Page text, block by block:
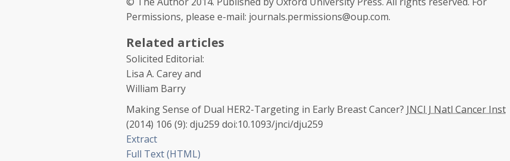
Permissions, please e-mail: journals.permissions@oup.com.
Related articles
Solicited Editorial:
Lisa A. Careyand
William Barry
Making Sense of Dual HER2-Targeting in Early Breast Cancer? JNCI J Natl Cancer Inst
(2014) 106 (9): dju259 doi:10.1093/jnci/dju259
Extract
Full Text (HTML)